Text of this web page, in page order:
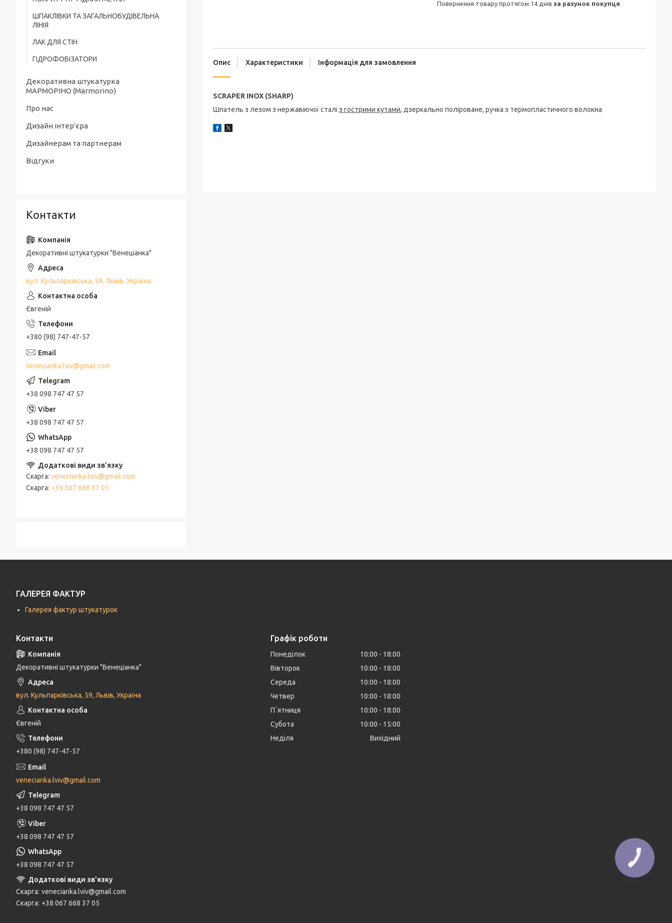
повернення товару протягом 14 днів за рахунок покупця
Опис Характеристики Інформація для замовлення
SCRAPER INOX (SHARP)
Шпатель з лезом з нержавіючої сталі з гострими кутами, дзеркально поліроване, ручка з термопластичного волокна
ШПАКЛІВКИ ТА ЗАГАЛЬНОБУДІВЕЛЬНА
ЛІНІЯ
ЛАК ДЛЯ СТІН
ГІДРОФОБІЗАТОРИ
Декоративна штукатурка
МАРМОРІНО (Marmorino)
Про нас
Дизайн інтер'єра
Дизайнерам та партнерам
Відгуки
Контакти
Декоративні штукатурки "Венеціанка"
вул. Кульпарківська, 59, Львів, Україна
Євгеній
+380 (98) 747-47-57
venecianka.lviv@gmail.com
+38 098 747 47 57
+38 098 747 47 57
+38 098 747 47 57
Скарга venecianka.lviv@gmail.com
Скарга +38 067 668 37 05
ГАЛЕРЕЯ ФАКТУР
Галерея фактур штукатурок
Контакти
Декоративні штукатурки "Венеціанка"
вул. Кульпарківська, 59, Львів, Україна
Євгеній
+380 (98) 747-47-57
venecianka.lviv@gmail.com
+38 098 747 47 57
+38 098 747 47 57
+38 098 747 47 57
Скарга venecianka.lviv@gmail.com
Скарга +38 067 668 37 05
Графік роботи
Понеділок 10:00
18:00
Вівторок
10:00
18:00
Середа
10:00
18:00
Четвер
10:00
18:00
Пʼятниця
10:00
18:00
Субота
10:00
15:00
Неділя
Вихідний
КНОПКА
ЗВ'ЯЗКУ